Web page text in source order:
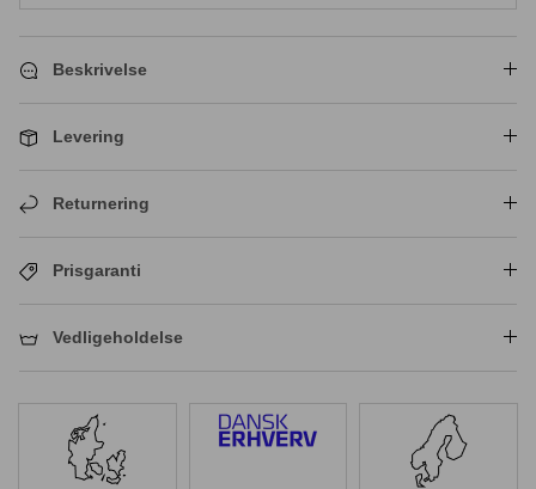
Beskrivelse
Levering
Returnering
Prisgaranti
Vedligeholdelse